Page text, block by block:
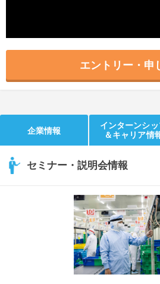
エントリー・申
企業情報
インターンシ
＆キャリア情
セミナー・説明会情報